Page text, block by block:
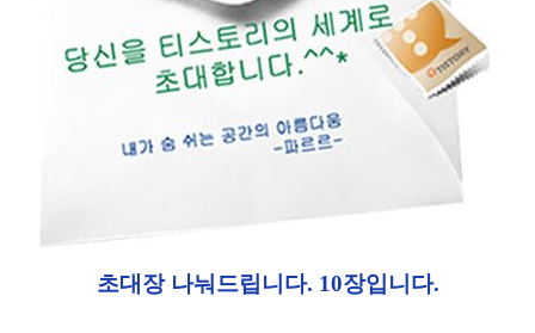
초대장 나눠드립니다. 10장입니다.